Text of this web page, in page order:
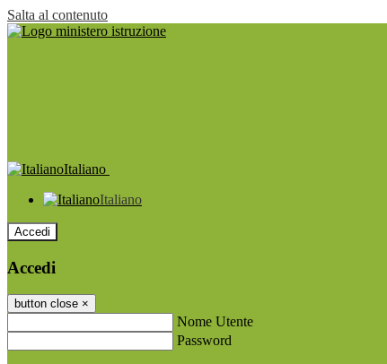
Salta al contenuto
Italiano
Italiano
Accedi
Accedi
button close ×
Nome Utente
Password